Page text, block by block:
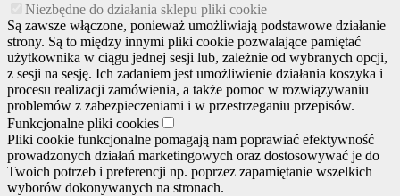
Niezbędne do działania sklepu pliki cookie
Są zawsze włączone, ponieważ umożliwiają podstawowe działanie
strony. Są to między innymi pliki cookie pozwalające pamiętać
użytkownika w ciągu jednej sesji lub, zależnie od wybranych opcji,
z sesji na sesję. Ich zadaniem jest umożliwienie działania koszyka i
procesu realizacji zamówienia, a także pomoc w rozwiązywaniu
problemów z zabezpieczeniami i w przestrzeganiu przepisów.
Funkcjonalne pliki cookies
Pliki cookie funkcjonalne pomagają nam poprawiać efektywność
prowadzonych działań marketingowych oraz dostosowywać je do
Twoich potrzeb i preferencji np. poprzez zapamiętanie wszelkich
wyborów dokonywanych na stronach.